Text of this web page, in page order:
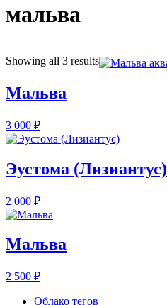
мальва
Showing all 3 results
Мальва
3 000 ₽
Эустома (Лизиантус)
2 000 ₽
Мальва
2 500 ₽
Облако тегов